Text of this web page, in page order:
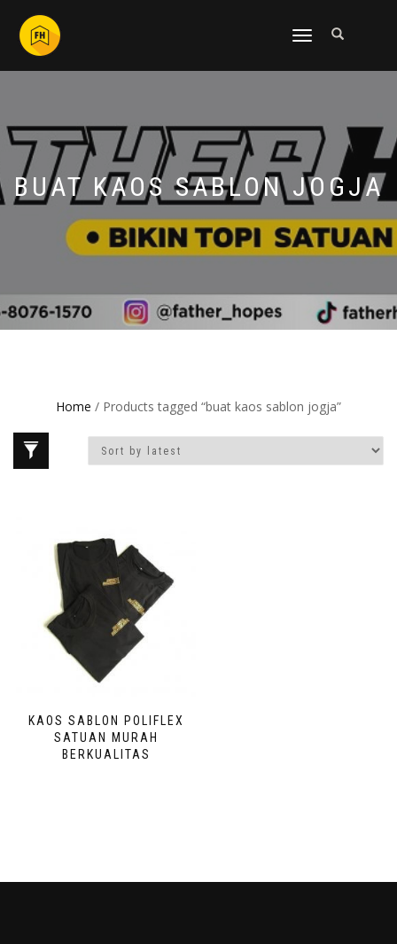
NAVIGASI
BUAT KAOS SABLON JOGJA
Home / Products tagged “buat kaos sablon jogja”
KAOS SABLON POLIFLEX
SATUAN MURAH
BERKUALITAS